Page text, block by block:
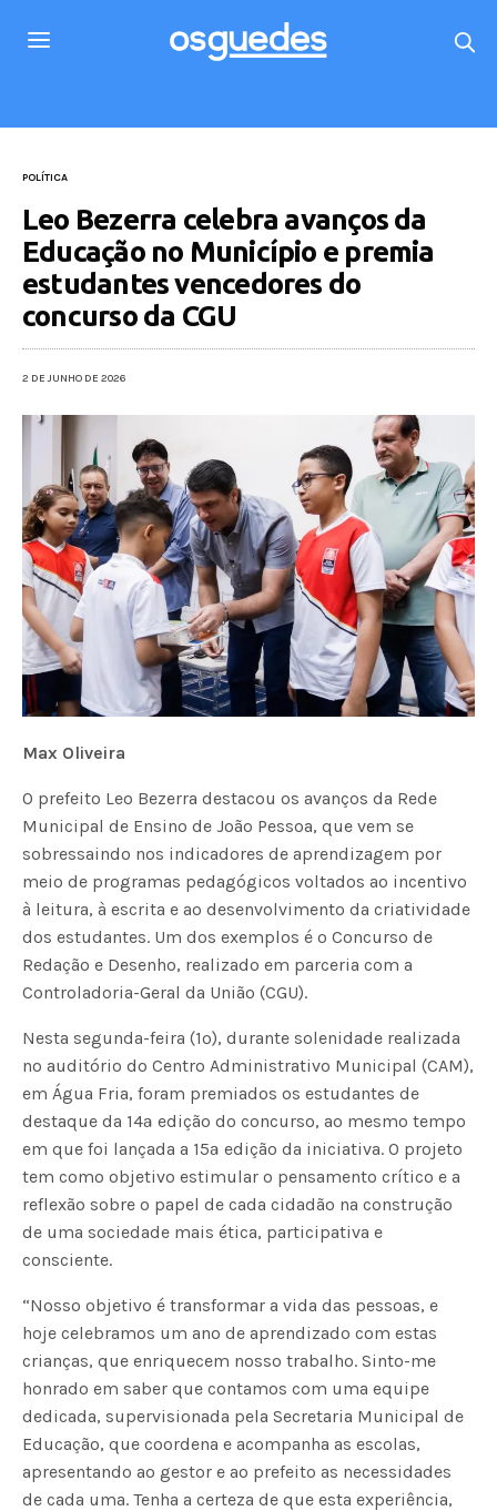
POLÍTICA
Leo Bezerra celebra avanços da
Educação no Município e premia
estudantes vencedores do
concurso da CGU
2 DE JUNHO DE 2026
Max Oliveira
O prefeito Leo Bezerra destacou os avanços da Rede
Municipal de Ensino de João Pessoa, que vem se
sobressaindo nos indicadores de aprendizagem por
meio de programas pedagógicos voltados ao incentivo
à leitura, à escrita e ao desenvolvimento da criatividade
dos estudantes. Um dos exemplos é o Concurso de
Redação e Desenho, realizado em parceria com a
Controladoria-Geral da União (CGU).
Nesta segunda-feira (1º), durante solenidade realizada
no auditório do Centro Administrativo Municipal (CAM),
em Água Fria, foram premiados os estudantes de
destaque da 14ª edição do concurso, ao mesmo tempo
em que foi lançada a 15ª edição da iniciativa. O projeto
tem como objetivo estimular o pensamento crítico e a
reflexão sobre o papel de cada cidadão na construção
de uma sociedade mais ética, participativa e
consciente.
“Nosso objetivo é transformar a vida das pessoas, e
hoje celebramos um ano de aprendizado com estas
crianças, que enriquecem nosso trabalho. Sinto-me
honrado em saber que contamos com uma equipe
dedicada, supervisionada pela Secretaria Municipal de
Educação, que coordena e acompanha as escolas,
apresentando ao gestor e ao prefeito as necessidades
de cada uma. Tenha a certeza de que esta experiência,